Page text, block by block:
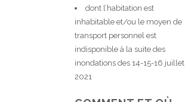
dont l’habitation est
inhabitable et/ou le moyen de
transport personnel est
indisponible à la suite des
inondations des 14-15-16 juillet
2021